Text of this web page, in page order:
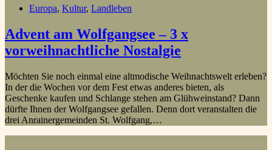
Europa, Kultur, Landleben
Advent am Wolfgangsee – 3 x
vorweihnachtliche Nostalgie
Möchten Sie noch einmal eine altmodische Weihnachtswelt erleben?
In der die Wochen vor dem Fest etwas anderes bieten, als
Geschenke kaufen und Schlange stehen am Glühweinstand? Dann
dürfte Ihnen der Wolfgangsee gefallen. Denn dort veranstalten die
drei Anrainergemeinden St. Wolfgang,…